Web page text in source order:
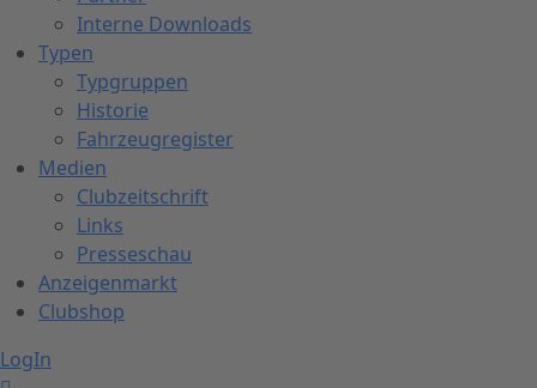
Interne Downloads
Typen
Typgruppen
Historie
Fahrzeugregister
Medien
Clubzeitschrift
Links
Presseschau
Anzeigenmarkt
Clubshop
LogIn